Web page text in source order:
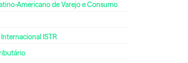
Americano de Varejo e Consumo
ISTR